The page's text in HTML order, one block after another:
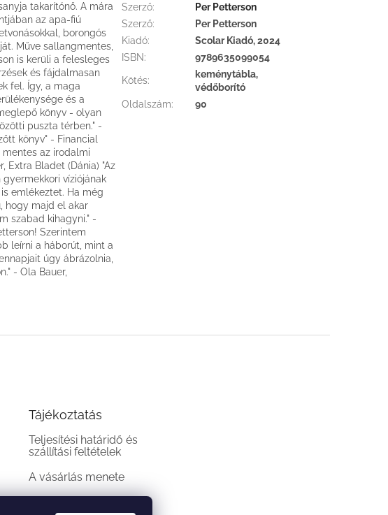
takarítónő. A mára
az apa-fiú
borongós
Műve sallangmentes,
is kerüli a felesleges
és fájdalmasan
fel. Így, a maga
és a
könyv - olyan
puszta térben." -
könyv" - Financial
az irodalmi
Extra Bladet (Dánia) "Az
víziójának
emlékeztet. Ha még
hogy majd el akar
szabad kihagyni." -
Szerintem
leírni a háborút, mint a
úgy ábrázolnia,
- Ola Bauer,
Szerző:
Per Petterson
Szerző:
Per Petterson
Kiadó:
Scolar Kiadó, 2024
ISBN: 9789635099054
Kötés:
keménytábla,
védőborító
Oldalszám: 90
Tájékoztatás
Teljesítési határidő és
szállítási feltételek
A vásárlás menete